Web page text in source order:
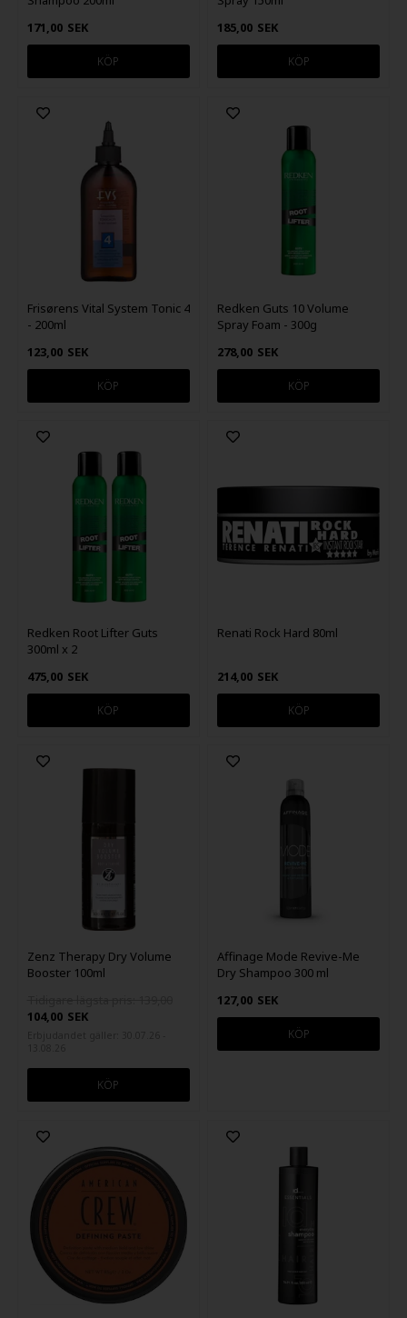
171,00 SEK
185,00 SEK
Frisørens Vital System Tonic 4
- 200ml
123,00 SEK
Redken Guts 10 Volume
Spray Foam - 300g
278,00 SEK
Redken Root Lifter Guts
300ml x 2
475,00 SEK
Renati Rock Hard 80ml
214,00 SEK
Zenz Therapy Dry Volume
Booster 100ml
104,00 SEK
Affinage Mode Revive-Me
Dry Shampoo 300 ml
127,00 SEK